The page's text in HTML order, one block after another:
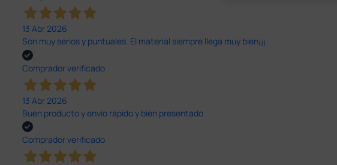
13 Abr 2026
Son muy serios y puntuales. El material siempre llega muy bien¡¡¡
Comprador verificado
13 Abr 2026
Buen producto y envío rápido y bien presentado
Comprador verificado